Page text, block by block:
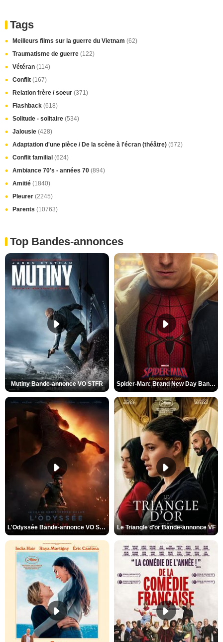
Tags
Meilleurs films sur la guerre du Vietnam (62)
Traumatisme de guerre (122)
Vétéran (114)
Conflit (167)
Relation frère / soeur (371)
Flashback (618)
Solitude - solitaire (534)
Jalousie (428)
Adaptation d'une pièce / De la scène à l'écran (théâtre) (572)
Conflit familial (624)
Ambiance 70's - années 70 (894)
Amitié (1840)
Pleurer (2245)
Parents (10763)
Top Bandes-annonces
Mutiny Bande-annonce VO STFR Spider-Man: Brand New Day Bande-annonce VO STFR
L'Odyssée Bande-annonce VO STFR Le Triangle d'or Bande-annonce VF